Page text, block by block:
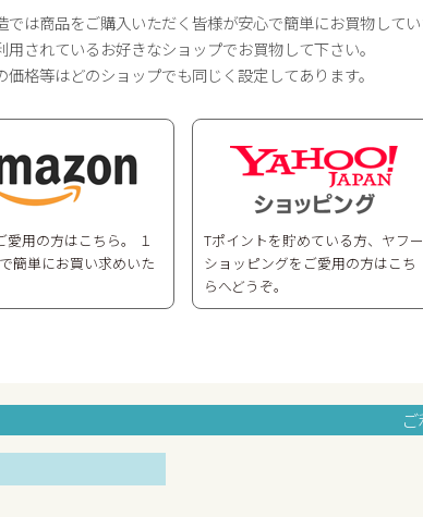
では商品をご購入いただく皆様が安心で簡単にお買物して
用されているお好きなショップでお買物して下さい。
価格等はどのショップでも同じく設定してあります。
愛用の方はこちら。 １
簡単にお買い求めいた
Tポイントを貯めている方、ヤフー
ショッピングをご愛用の方はこち
らへどうぞ。